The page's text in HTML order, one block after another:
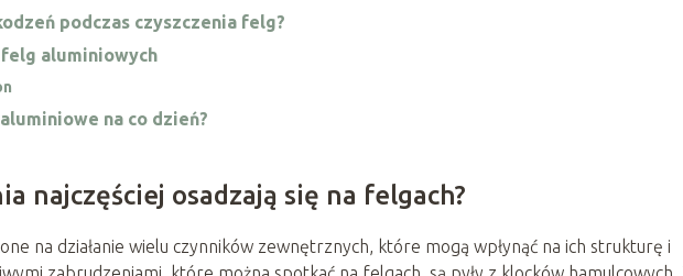
podczas czyszczenia felg?
aluminiowych
na co dzień?
najczęściej osadzają się na felgach?
na działanie wielu czynników zewnętrznych, które mogą wpłynąć na ich strukturę i